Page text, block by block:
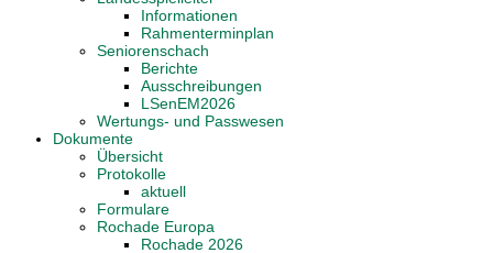
Informationen
Rahmenterminplan
Seniorenschach
Berichte
Ausschreibungen
LSenEM2026
Wertungs- und Passwesen
Dokumente
Übersicht
Protokolle
aktuell
Formulare
Rochade Europa
Rochade 2026